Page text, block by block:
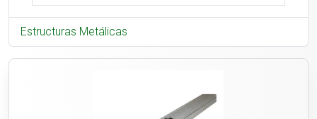
Estructuras Metálicas